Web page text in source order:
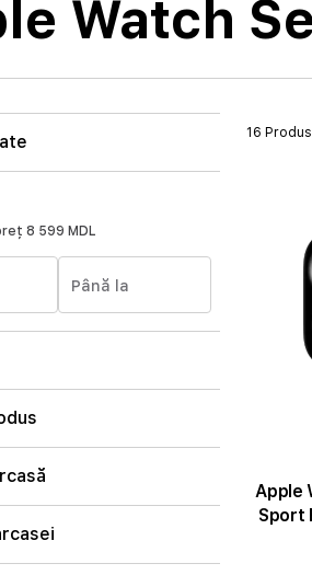
Watch
8 599 MDL
Până la
16
Apple
Sport